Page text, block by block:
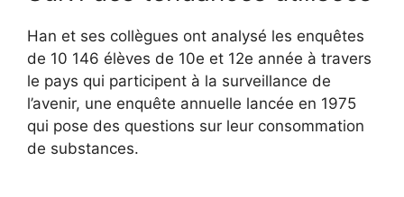
Han et ses collègues ont analysé les enquêtes
de 10 146 élèves de 10e et 12e année à travers
le pays qui participent à la surveillance de
l’avenir, une enquête annuelle lancée en 1975
qui pose des questions sur leur consommation
de substances.